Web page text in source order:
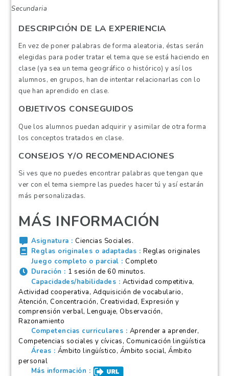
Secundaria
DESCRIPCIÓN DE LA EXPERIENCIA
En vez de poner palabras de forma aleatoria, éstas serán
elegidas para poder tratar el tema que se está haciendo en
clase (ya sea un tema geográfico o histórico) y así los
alumnos, en grupos, han de intentar relacionarlas con lo
que han aprendido en clase.
OBJETIVOS CONSEGUIDOS
Que los alumnos puedan adquirir y asimilar de otra forma
los conceptos tratados en clase.
CONSEJOS Y/O RECOMENDACIONES
Si ves que no puedes encontrar palabras que tengan que
ver con el tema siempre las puedes hacer tú y así estarán
más personalizadas.
MÁS INFORMACIÓN
Asignatura
Ciencias Sociales.
Reglas originales o adaptadas
Reglas originales
Juego completo o parcial
Completo
Duración
1 sesión de 60 minutos.
Capacidades/habilidades
Actividad competitiva,
Actividad cooperativa, Adquisición de vocabulario,
Atención, Concentración, Creatividad, Expresión y
comprensión verbal, Lenguaje, Observación,
Razonamiento
Competencias curriculares
Aprender a aprender,
Competencias sociales y cívicas, Comunicación lingüística
Áreas
Ámbito lingüístico, Ámbito social, Ámbito
personal
Más información